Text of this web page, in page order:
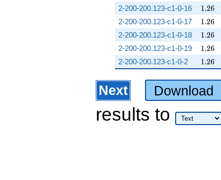
2-200-200.123-c1-0-16 1.26
1.26
2-200-200.123-c1-0-17 1.26
1.26
2-200-200.123-c1-0-18 1.26
1.26
2-200-200.123-c1-0-19 1.26
1.26
2-200-200.123-c1-0-2 1.26
1.26
Next Download
results to